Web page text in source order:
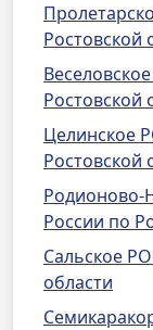
Ростовской
Ростовской
Целинское
Ростовской
Родионово-
России по
Сальское
области